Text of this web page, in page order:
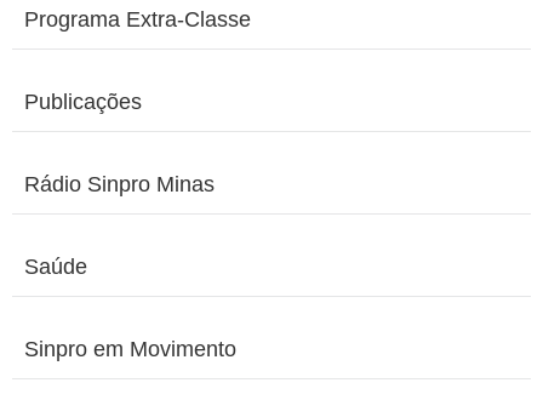
Programa Extra-Classe
Publicações
Rádio Sinpro Minas
Saúde
Sinpro em Movimento